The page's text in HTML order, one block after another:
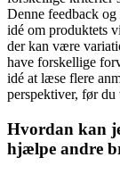
Denne feedback
idé om produktets
der kan være
have forskellige
idé at læse flere
perspektiver, før
Hvordan kan
hjælpe andre